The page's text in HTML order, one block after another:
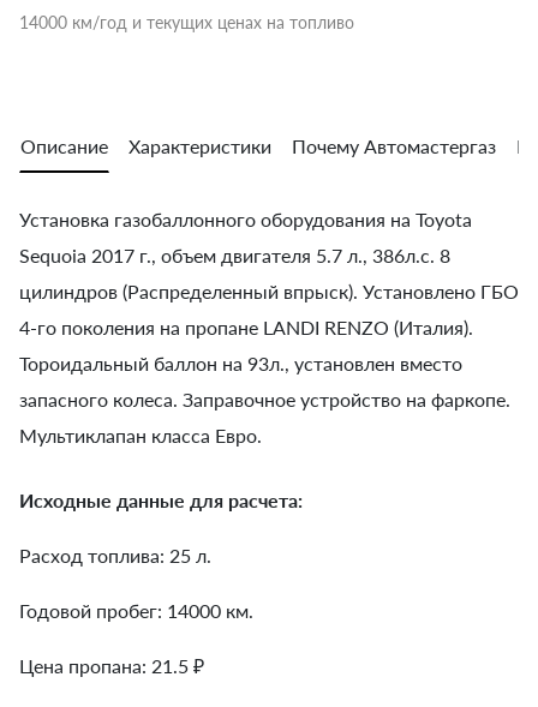
14000 км/год и текущих ценах на топливо
Описание Характеристики Почему Автомастергаз
Установка газобаллонного оборудования на Toyota
Sequoia 2017 г., объем двигателя 5.7 л., 386л.с. 8
цилиндров (Распределенный впрыск). Установлено ГБО
4-го поколения на пропане LANDI RENZO (Италия).
Тороидальный баллон на 93л., установлен вместо
запасного колеса. Заправочное устройство на фаркопе.
Мультиклапан класса Евро.
Исходные данные для расчета:
Расход топлива: 25 л.
Годовой пробег: 14000 км.
Цена пропана: 21.5 ₽